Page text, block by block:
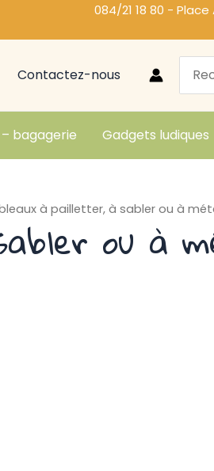
084/21 18 80 -
Contactez-nous
bagagerie Gadgets ludiques
à pailletter, à sabler ou à
ou à